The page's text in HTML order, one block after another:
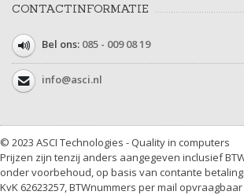
CONTACTINFORMATIE
Bel ons: 085 - 009 08 19
info@asci.nl
© 2023 ASCI Technologies - Quality in computers
Prijzen zijn tenzij anders aangegeven inclusief
onder voorbehoud, op basis van contante betaling.
KvK 62623257, BTWnummers per mail opvraagbaar